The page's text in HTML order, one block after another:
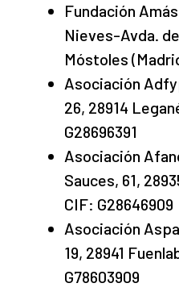
Fundación
Nieves-Avda.
Móstoles
Asociación
26, 28914
G28696391
Asociación
Sauces, 61,
CIF: G28646909
Asociación
19, 28941
G78603909